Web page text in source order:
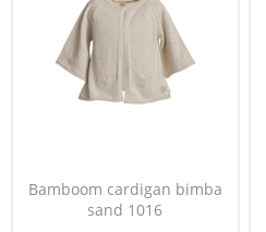
Bamboom cardigan bimba
sand 1016